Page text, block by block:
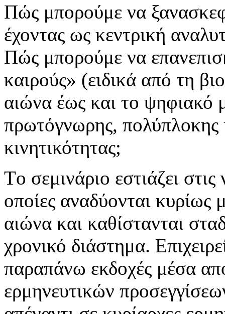
Πώς μπορούμε να
έχοντας ως κεντρική
Πώς μπορούμε να
καιρούς» (ειδικά από τη
αιώνα έως και το ψηφιακό
πρωτόγνωρης, πολύπλοκης
κινητικότητας;
Tο σεμινάριο εστιάζει στις
οποίες αναδύονται κυρίως
αιώνα και καθίστανται
χρονικό διάστημα.
παραπάνω εκδοχές μέσα
ερμηνευτικών